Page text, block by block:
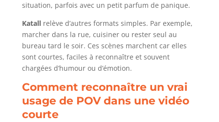
situation, parfois avec un petit parfum de panique.
Katallrelève d’autres formats simples. Par exemple,
marcher dans la rue, cuisiner ou rester seul au
bureau tard le soir. Ces scènes marchent car elles
sont courtes, faciles à reconnaître et souvent
chargées d’humour ou d’émotion.
Comment reconnaître un vrai
usage de POV dans une vidéo
courte